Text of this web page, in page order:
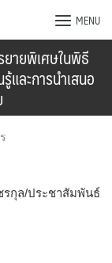
MENU
ยายพิเศษในพิธี
และการนำเสนอ
รกุล/ประชาสัมพันธ์